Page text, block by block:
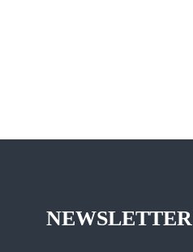
NEWSLETTER